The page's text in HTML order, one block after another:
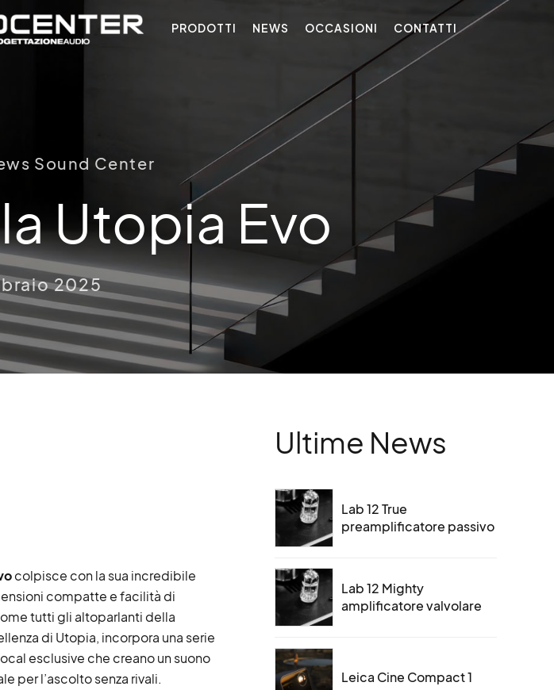
PRODOTTI NEWS OCCASIONI CONTATTI
Sound Center
Utopia Evo
2025
colpisce con la sua incredibile
compatte e facilità di
tutti gli altoparlanti della
di Utopia, incorpora una serie
esclusive che creano un suono
per l’ascolto senza rivali.
Ultime News
Lab 12 True
preamplificatore passivo
Lab 12 Mighty
amplificatore valvolare
Leica Cine Compact 1